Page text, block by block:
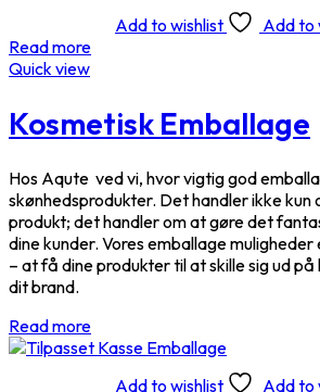
Add to wishlist
Add to
Read more
Quick view
Kosmetisk Emballage
Hos Aqute ved vi, hvor vigtig god
skønhedsprodukter. Det handler ikke kun
produkt; det handler om at gøre det
dine kunder. Vores emballage
– at få dine produkter til at skille sig ud
dit brand.
Read more
Add to wishlist Add to